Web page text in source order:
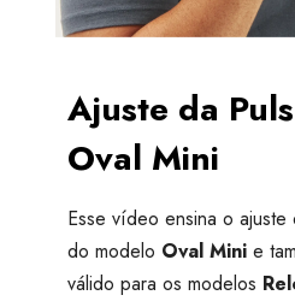
Ajuste da
Oval Mini
Esse vídeo ensina o ajuste
do modelo Oval Mini e
válido para os modelos